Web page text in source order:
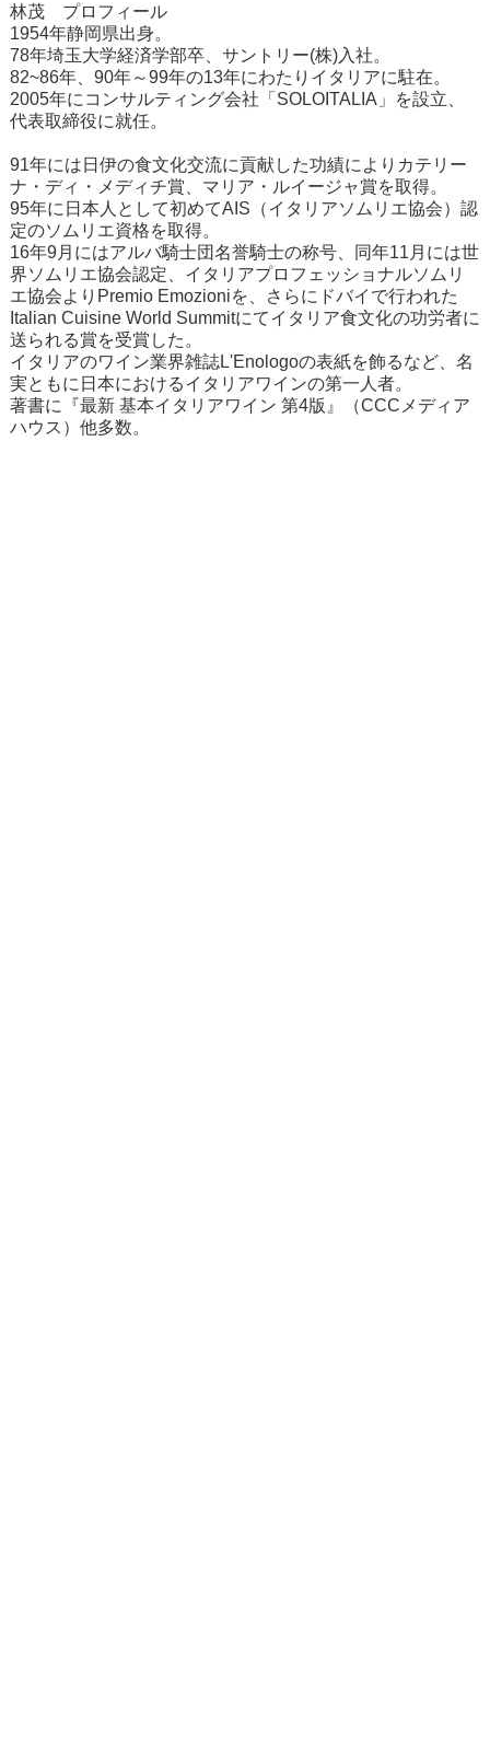
林茂 プロフィール
1954年静岡県出身。
78年埼玉大学経済学部卒、サントリー(株)入社。
82~86年、90年～99年の13年にわたりイタリアに駐在。
2005年にコンサルティング会社「SOLOITALIA」を設立、
代表取締役に就任。
91年には日伊の食文化交流に貢献した功績によりカテリー
ナ・ディ・メディチ賞、マリア・ルイージャ賞を取得。
95年に日本人として初めてAIS（イタリアソムリエ協会）認
定のソムリエ資格を取得。
16年9月にはアルバ騎士団名誉騎士の称号、同年11月には世
界ソムリエ協会認定、イタリアプロフェッショナルソムリ
エ協会よりPremio Emozioniを、さらにドバイで行われた
Italian Cuisine World Summitにてイタリア食文化の功労者に
送られる賞を受賞した。
イタリアのワイン業界雑誌L'Enologoの表紙を飾るなど、名
実ともに日本におけるイタリアワインの第一人者。
著書に『最新 基本イタリアワイン 第4版』（CCCメディア
ハウス）他多数。